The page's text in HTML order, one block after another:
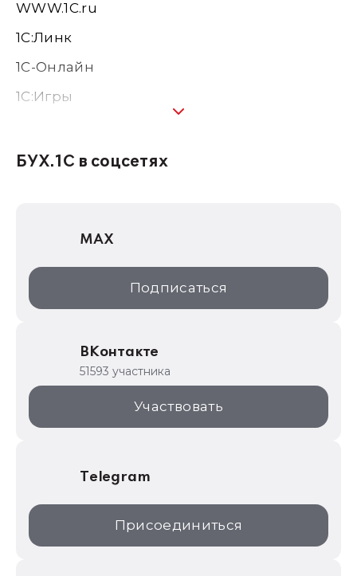
WWW.1С.ru
1С:Линк
1С-Онлайн
1C:Игры
1С:Консалтинг
1С:Дистрибьюция
1С:Образование
ИТС.1C.ru
1С:Торговая площадка
БУХ.1С в соцсетях
MAX
Подписаться
ВКонтакте
51593 участника
Участвовать
Telegram
Присоединиться